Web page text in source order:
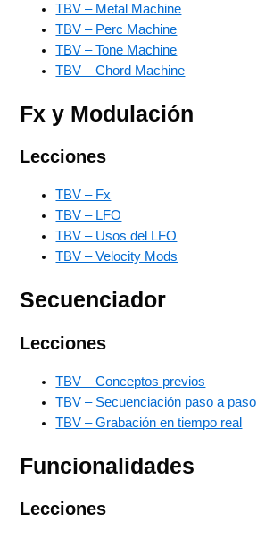
TBV – Metal Machine
TBV – Perc Machine
TBV – Tone Machine
TBV – Chord Machine
Fx y Modulación
Lecciones
TBV – Fx
TBV – LFO
TBV – Usos del LFO
TBV – Velocity Mods
Secuenciador
Lecciones
TBV – Conceptos previos
TBV – Secuenciación paso a paso
TBV – Grabación en tiempo real
Funcionalidades
Lecciones